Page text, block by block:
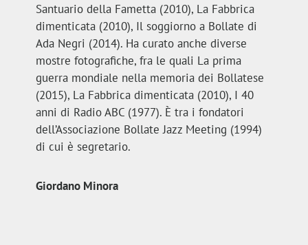
Santuario della Fametta (2010), La Fabbrica
dimenticata (2010), Il soggiorno a Bollate di
Ada Negri (2014). Ha curato anche diverse
mostre fotografiche, fra le quali La prima
guerra mondiale nella memoria dei Bollatese
(2015), La Fabbrica dimenticata (2010), I 40
anni di Radio ABC (1977). È tra i fondatori
dell’Associazione Bollate Jazz Meeting (1994)
di cui è segretario.
Giordano Minora